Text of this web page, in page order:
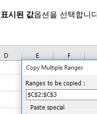
표시된 값옵션을 선택합니